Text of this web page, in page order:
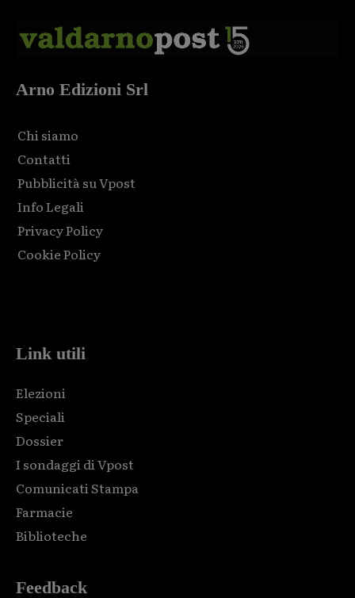
Arno Edizioni Srl
Chi siamo
Contatti
Pubblicità su Vpost
Info Legali
Privacy Policy
Cookie Policy
Link utili
Elezioni
Speciali
Dossier
I sondaggi di Vpost
Comunicati Stampa
Farmacie
Biblioteche
Feedback